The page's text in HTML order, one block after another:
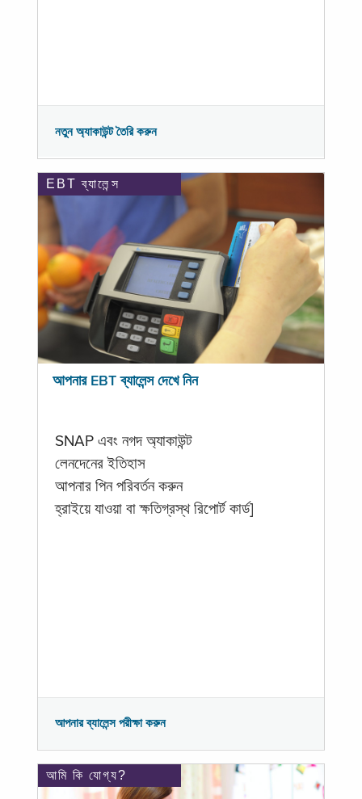
নতুন অ্যাকাউন্ট তৈরি করুন
EBT ব্যালেন্স
আপনার EBT ব্যালেন্স দেখে নিন
SNAP এবং নগদ অ্যাকাউন্ট
লেনদেনের ইতিহাস
আপনার পিন পরিবর্তন করুন
হ্রাইয়ে যাওয়া বা ক্ষতিগ্রস্থ রিপোর্ট কার্ড]
আপনার ব্যালেন্স পরীক্ষা করুন
আমি কি যোগ্য?